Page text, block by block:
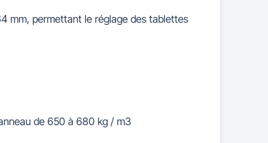
mm, permettant le réglage des tablettes
de 650 à 680 kg / m3